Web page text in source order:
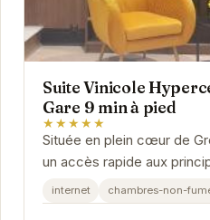
Suite Vinicole
Gare 9 min à pied
★★★★★
Située en plein cœur de
un accès rapide aux
Son décor inspiré du
internet chambres-non-